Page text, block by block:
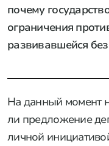
почему
ограничения
развивавшейся
На данный момент
ли предложение
личной